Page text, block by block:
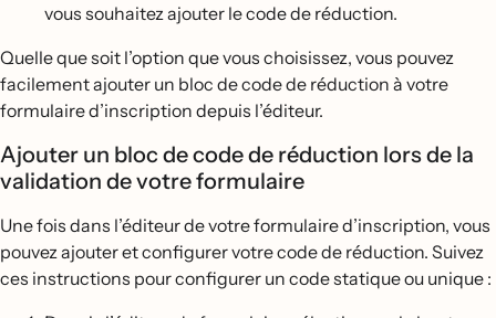
vous souhaitez ajouter le code de réduction.
Quelle que soit l’option que vous choisissez, vous pouvez
facilement ajouter un bloc de code de réduction à votre
formulaire d’inscription depuis l’éditeur.
Ajouter un bloc de code de réduction lors de la
validation de votre formulaire
Une fois dans l’éditeur de votre formulaire d’inscription, vous
pouvez ajouter et configurer votre code de réduction. Suivez
ces instructions pour configurer un code statique ou unique :